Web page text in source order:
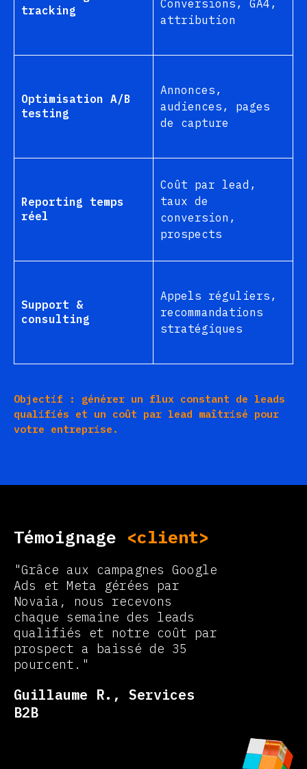
tracking
Optimisation A/B
testing
Reporting temps
réel
Support &
consulting
Conversions, GA4,
attribution
Annonces,
audiences, pages
de capture
Coût par lead,
taux de
conversion,
prospects
Appels réguliers,
recommandations
stratégiques
Objectif : générer un flux constant de leads
qualifiés et un coût par lead maîtrisé pour
votre entreprise.
Témoignage <client>
"Grâce aux campagnes Google
Ads et Meta gérées par
Novaia, nous recevons
chaque semaine des leads
qualifiés et notre coût par
prospect a baissé de 35
pourcent."
Guillaume R., Services
B2B